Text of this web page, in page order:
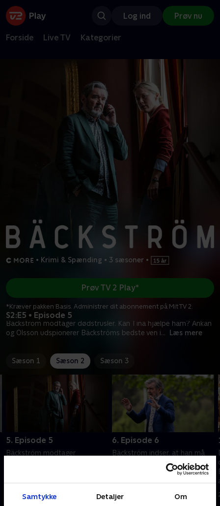
Samtykke Detaljer Om
Log ind Prøv nu
Forside Live TV Kategorier
• Krimi & Spænding • 3 sæsoner •
S2:E5 • Episode 5
Bäckström modtager dødstrusler. Kan Tina hjælpe ham? Ankan
og Olsson udspionerer Bäckströms bedste ven i... Læs mere
Prøv TV 2 Play*
*Kræver pakken Basis. Administrer dit abonnement på Mit TV 2.
Sæson 1 Sæson 2 Sæson 3
5. Episode 5
Bäckström modtager
efterforskningen videre
1. maj 2023 • 44 min
6. Episode 6
Bäckström indser, at han må
udlevere Pinocchio til russerne.
Det eneste problem er, at han
Bäckström.
1. maj 2023 • 44 min